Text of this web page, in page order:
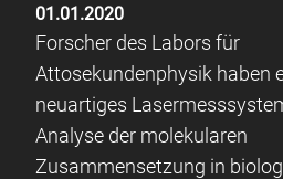
01.01.2020
Forscher des Labors für
Attosekundenphysik haben
neuartiges
Analyse der molekularen
Zusammensetzung in